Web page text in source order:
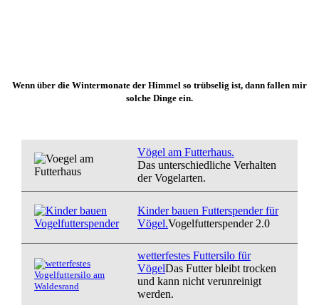
Wenn über die Wintermonate der Himmel so trübselig ist, dann fallen mir
solche Dinge ein.
Vögel am Futterhaus.
Das unterschiedliche Verhalten
der Vogelarten.
Kinder bauen Futterspender für
Vögel.Vogelfutterspender 2.0
wetterfestes Futtersilo für
VögelDas Futter bleibt trocken
und kann nicht verunreinigt
werden.